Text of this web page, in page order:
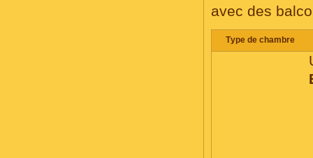
avec des
Тype de chambre